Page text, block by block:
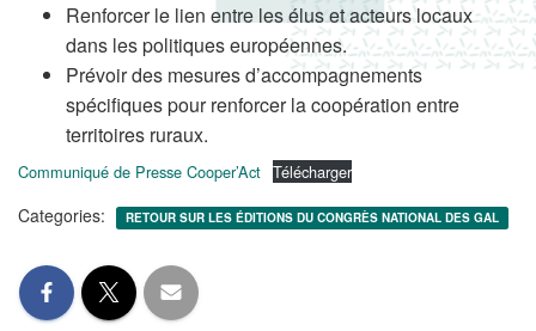
Renforcer le lien entre les élus et acteurs locaux
dans les politiques européennes.
Prévoir des mesures d’accompagnements
spécifiques pour renforcer la coopération entre
territoires ruraux.
Communiqué de Presse Cooper’Act Télécharger
Categories: RETOUR SUR LES ÉDITIONS DU CONGRÈS NATIONAL DES GAL